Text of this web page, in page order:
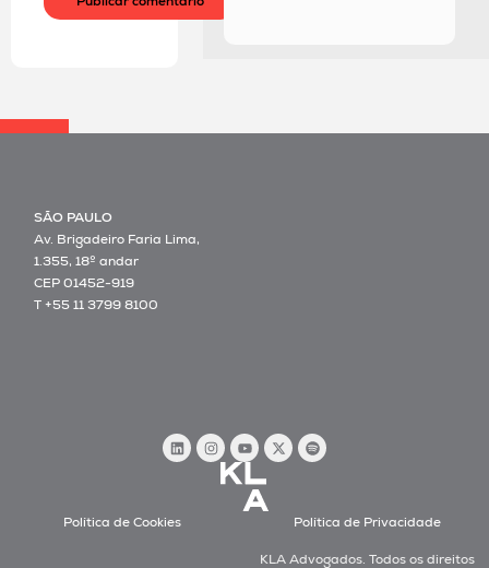
SÃO PAULO
Av. Brigadeiro Faria Lima,
1.355, 18º andar
CEP 01452-919
T +55 11 3799 8100
Política de Cookies Política de Privacidade
KLA Advogados. Todos os direitos